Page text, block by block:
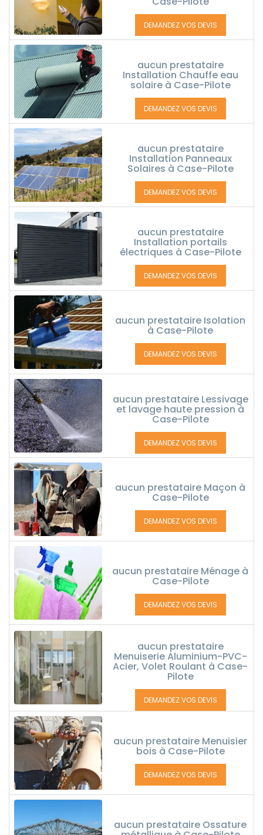
DEMANDEZ VOS DEVIS
aucun prestataire
Installation Chauffe eau
solaire à Case-Pilote
DEMANDEZ VOS DEVIS
aucun prestataire
Installation Panneaux
Solaires à Case-Pilote
DEMANDEZ VOS DEVIS
aucun prestataire
Installation portails
électriques à Case-Pilote
DEMANDEZ VOS DEVIS
aucun prestataire Isolation
à Case-Pilote
DEMANDEZ VOS DEVIS
aucun prestataire Lessivage
et lavage haute pression à
Case-Pilote
DEMANDEZ VOS DEVIS
aucun prestataire Maçon à
Case-Pilote
DEMANDEZ VOS DEVIS
aucun prestataire Ménage à
Case-Pilote
DEMANDEZ VOS DEVIS
aucun prestataire
Menuiserie Aluminium-PVC-
Acier, Volet Roulant à Case-
Pilote
DEMANDEZ VOS DEVIS
aucun prestataire Menuisier
bois à Case-Pilote
DEMANDEZ VOS DEVIS
aucun prestataire Ossature